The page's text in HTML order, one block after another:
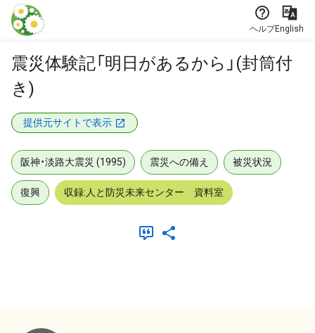
本文に飛ぶ
ヘルプEnglish
震災体験記「明日があるから」(封筒付
き)
提供元サイトで表示
阪神・淡路大震災 (1995) 震災への備え 被災状況
復興 収録:人と防災未来センター 資料室